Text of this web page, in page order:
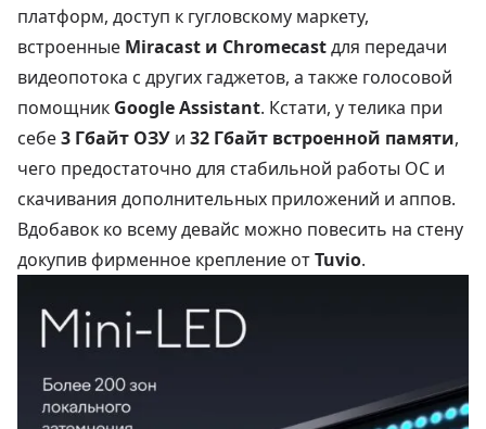
платформ, доступ к гугловскому маркету,
встроенные Miracast и Chromecastдля передачи
видеопотока с других гаджетов, а также голосовой
помощник Google Assistant. Кстати, у телика при
себе3 Гбайт ОЗУ и 32 Гбайт встроенной памяти,
чего предостаточно для стабильной работы ОС и
скачивания дополнительных приложений и аппов.
Вдобавок ко всему девайс можно повесить на стену
докупив фирменное крепление отTuvio.